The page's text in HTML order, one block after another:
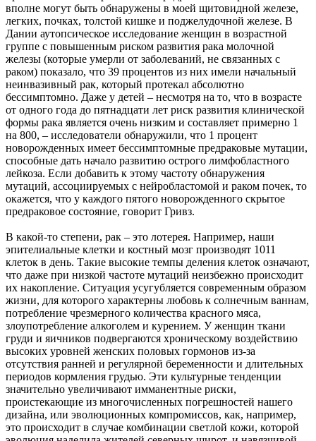
вполне могут быть обнаружены в моей щитовидной железе,
легких, почках, толстой кишке и поджелудочной железе. В
Дании аутопсическое исследование женщин в возрастной
группе с повышенным риском развития рака молочной
железы (которые умерли от заболеваний, не связанных с
раком) показало, что 39 процентов из них имели начальный
неинвазивный рак, который протекал абсолютно
бессимптомно. Даже у детей – несмотря на то, что в возрасте
от одного года до пятнадцати лет риск развития клинической
формы рака является очень низким и составляет примерно 1
на 800, – исследователи обнаружили, что 1 процент
новорожденных имеет бессимптомные предраковые мутации,
способные дать начало развитию острого лимфобластного
лейкоза. Если добавить к этому частоту обнаружения
мутаций, ассоциируемых с нейробластомой и раком почек, то
окажется, что у каждого пятого новорожденного скрытое
предраковое состояние, говорит Гривз.
В какой-то степени, рак – это лотерея. Например, наши
эпителиальные клетки и костный мозг производят 1011
клеток в день. Такие высокие темпы деления клеток означают,
что даже при низкой частоте мутаций неизбежно происходит
их накопление. Ситуация усугубляется современным образом
жизни, для которого характерны любовь к солнечным ваннам,
потребление чрезмерного количества красного мяса,
злоупотребление алкоголем и курением. У женщин ткани
груди и яичников подвергаются хроническому воздействию
высоких уровней женских половых гормонов из-за
отсутствия ранней и регулярной беременности и длительных
периодов кормления грудью. Эти культурные тенденции
значительно увеличивают имманентные риски,
проистекающие из многочисленных погрешностей нашего
дизайна, или эволюционных компромиссов, как, например,
это происходит в случае комбинации светлой кожи, которой